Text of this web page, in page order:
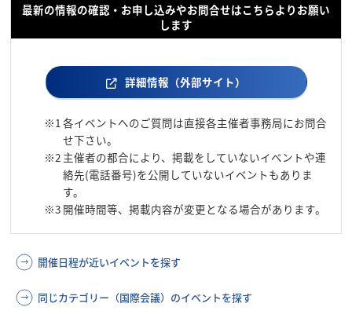
最新の情報の確認・お申し込みやお問合せはこちらよりお願い
します
詳細情報（外部サイト）
※1 各イベントへのご質問は直接各主催者事務局にお問合
せ下さい。
※2 主催者の都合により、掲載をしていないイベントや連
絡先(電話番号)を公開していないイベントもありま
す。
※3 開催時間等、掲載内容が変更となる場合があります。
開催日程が近いイベントを探す
同じカテゴリー（国際会議）のイベントを探す